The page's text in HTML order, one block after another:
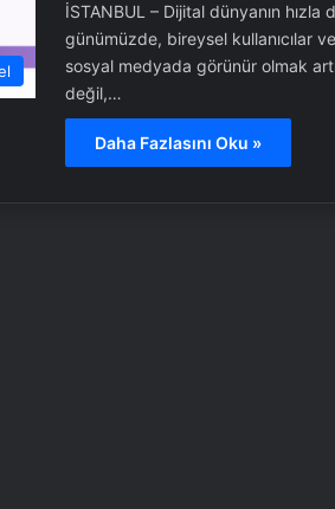
İSTANBUL – Dijital dünyanın hızla
günümüzde, bireysel kullanıcılar
sosyal medyada görünür olmak
değil,…
Daha Fazlasını Oku »